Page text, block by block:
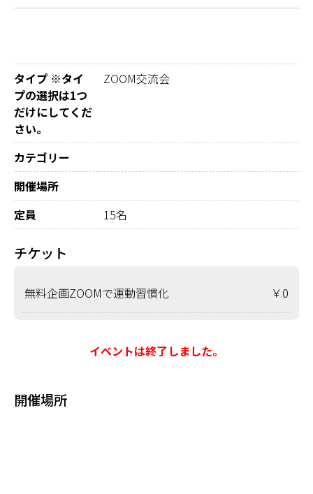
タイプ ※タイ
プの選択は1つ
だけにしてくだ
さい。
ZOOM交流会
カテゴリー
開催場所
定員
15名
チケット
無料企画ZOOMで運動習慣化 ￥0
イベントは終了しました。
開催場所